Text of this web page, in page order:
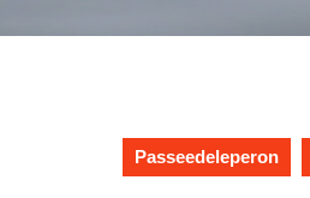
Passeedeleperon